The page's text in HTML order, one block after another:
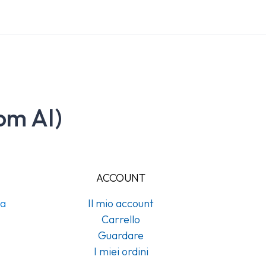
AI)
ACCOUNT
Il mio account
Carrello
Guardare
I miei ordini